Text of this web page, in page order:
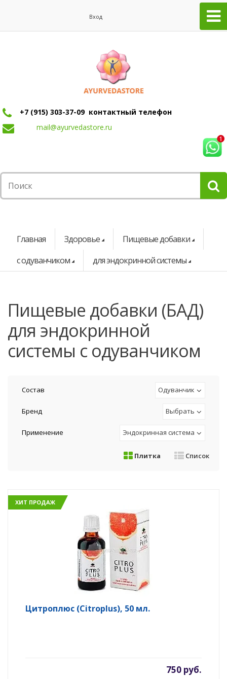
Вход
+7 (915) 303-37-09 контактный телефон
mail@ayurvedastore.ru
Главная Здоровье
Пищевые добавки
с одуванчиком
для эндокринной системы
Пищевые добавки (БАД)
для эндокринной
системы с одуванчиком
Состав Одуванчик
Бренд Выбрать
Применение Эндокринная система
Плитка Список
ХИТ ПРОДАЖ
Цитроплюс (Citroplus), 50 мл.
750 руб.